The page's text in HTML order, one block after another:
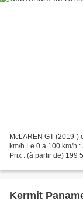
McLAREN GT (2019-)
km/h Le 0 à 100 km/h
Prix : (à partir de) 199
Kermit